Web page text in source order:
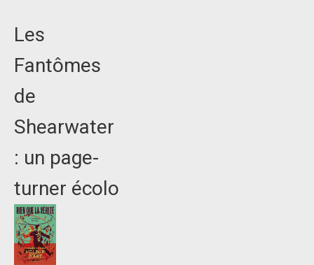
Les
Fantômes
de
Shearwater
: un page-
turner écolo